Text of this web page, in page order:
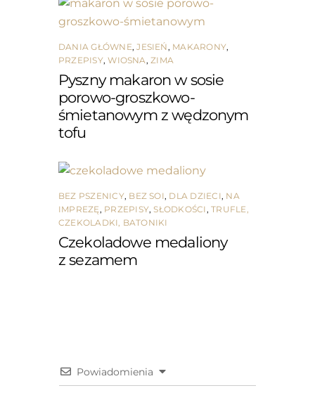
DANIA GŁÓWNE,JESIEŃ , MAKARONY,
PRZEPISY,WIOSNA , ZIMA
Pyszny makaron w sosie
porowo-groszkowo-
śmietanowym z wędzonym
tofu
BEZ PSZENICY, BEZ SOI, DLA DZIECI, NA
IMPREZĘ , PRZEPISY,SŁODKOŚCI ,TRUFLE,
CZEKOLADKI, BATONIKI
Czekoladowe medaliony
z sezamem
Powiadomienia